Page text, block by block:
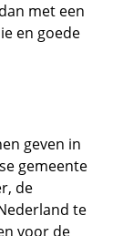
met een
en goede
geven in
gemeente
de
te
voor de